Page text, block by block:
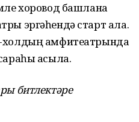
хоровод башлана
эргәһендә старт ала.
холдың амфитеатрында
асыла.
битлектәре